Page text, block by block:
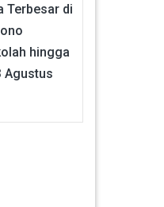
Terbesar di
hingga
Agustus